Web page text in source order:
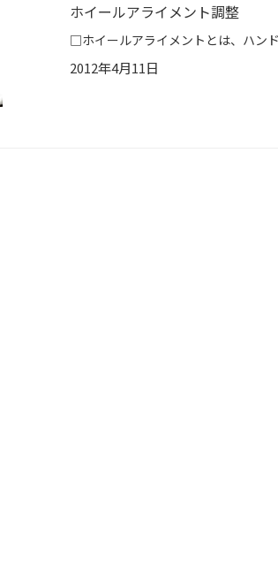
ホイールアライメント調整
2012年4月11日